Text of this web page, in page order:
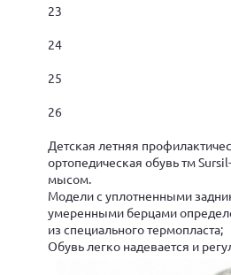
23
24
25
26
Детская летняя
ортопедическая обувь тм
мысом.
Модели с уплотненными
умеренными берцами
из специального термопласта;
Обувь легко надевается и